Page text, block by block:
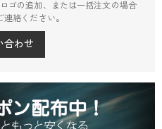
ゴの追加、または一括注文の場合
絡ください。
合わせ